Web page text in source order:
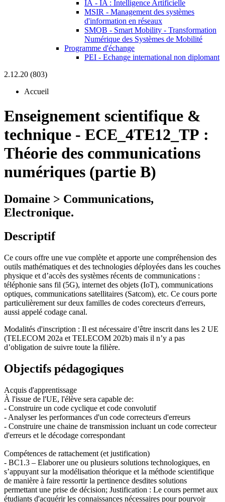
IA - IA : Intelligence Artificielle
MSIR - Management des systèmes
d'information en réseaux
SMOB - Smart Mobility - Transformation
Numérique des Systèmes de Mobilité
Programme d'échange
PEI - Echange international non diplomant
2.12.20 (803)
Accueil
Enseignement scientifique &
technique - ECE_4TE12_TP :
Théorie des communications
numériques (partie B)
Domaine > Communications,
Electronique.
Descriptif
Ce cours offre une vue complète et apporte une compréhension des
outils mathématiques et des technologies déployées dans les couches
physique et d’accès des systèmes récents de communications :
téléphonie sans fil (5G), internet des objets (IoT), communications
optiques, communications satellitaires (Satcom), etc. Ce cours porte
particulièrement sur deux familles de codes corecteurs d'erreurs,
aussi appelé codage canal.
Modalités d'inscription : Il est nécessaire d’être inscrit dans les 2 UE
(TELECOM 202a et TELECOM 202b) mais il n’y a pas
d’obligation de suivre toute la filière.
Objectifs pédagogiques
Acquis d'apprentissage
À l'issue de l'UE, l'élève sera capable de:
- Construire un code cyclique et code convolutif
- Analyser les performances d'un code correcteurs d'erreurs
- Construire une chaine de transmission incluant un code correcteur
d'erreurs et le décodage correspondant
Compétences de rattachement (et justification)
- BC1.3 – Elaborer une ou plusieurs solutions technologiques, en
s’appuyant sur la modélisation théorique et la méthode scientifique
de manière à faire ressortir la pertinence desdites solutions
permettant une prise de décision; Justification : Le cours permet aux
étudiants d'acquérir les connaissances nécessaires pour pourvoir